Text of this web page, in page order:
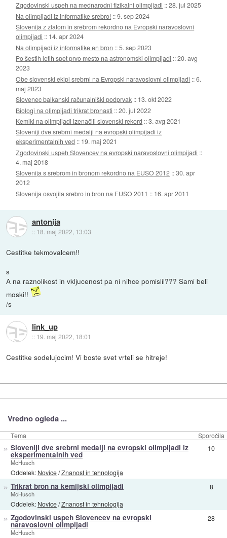
Zgodovinski uspeh na mednarodni fizikalni olimpijadi ::28. jul 2025
Na olimpijadi iz informatike srebro! ::9. sep 2024
Slovenija z zlatom in srebrom rekordno na Evropski naravoslovni
olimpijadi :: 14. apr 2024
Na olimpijadi iz informatike en bron ::5. sep 2023
Po šestih letih spet prvo mesto na astronomski olimpijadi ::20. avg
2023
Obe slovenski ekipi srebrni na Evropski naravoslovni olimpijadi ::6.
maj 2023
Slovenec balkanski računalniški podprvak :: 13. okt 2022
Biologi na olimpijadi trikrat bronasti ::20. jul 2022
Kemiki na olimpijadi izenačili slovenski rekord ::3. avg 2021
Sloveniji dve srebrni medalji na evropski olimpijadi iz
eksperimentalnih ved :: 19. maj 2021
Zgodovinski uspeh Slovencev na evropski naravoslovni olimpijadi ::
4. maj 2018
Slovenija s srebrom in bronom rekordno na EUSO 2012 ::30. apr
2012
Slovenija osvojila srebro in bron na EUSO 2011 :: 16. apr 2011
antonija
:: 18. maj 2022, 13:03
Cestitke tekmovalcem!!
s
A na raznolikost in vkljucenost pa ni nihce pomislil??? Sami beli
moski!!
/s
link_up
:: 19. maj 2022, 18:01
Cestitke sodelujocim! Vi boste svet vrteli se hitreje!
Vredno ogleda ...
Tema Sporočila
» Sloveniji dve srebrni medalji na evropski olimpijadi iz
eksperimentalnih ved
McHusch
Oddelek: Novice/Znanost in tehnologija
10
» Trikrat bron na kemijski olimpijadi
McHusch
Oddelek: Novice/Znanost in tehnologija
8
» Zgodovinski uspeh Slovencev na evropski
naravoslovni olimpijadi
McHusch
28